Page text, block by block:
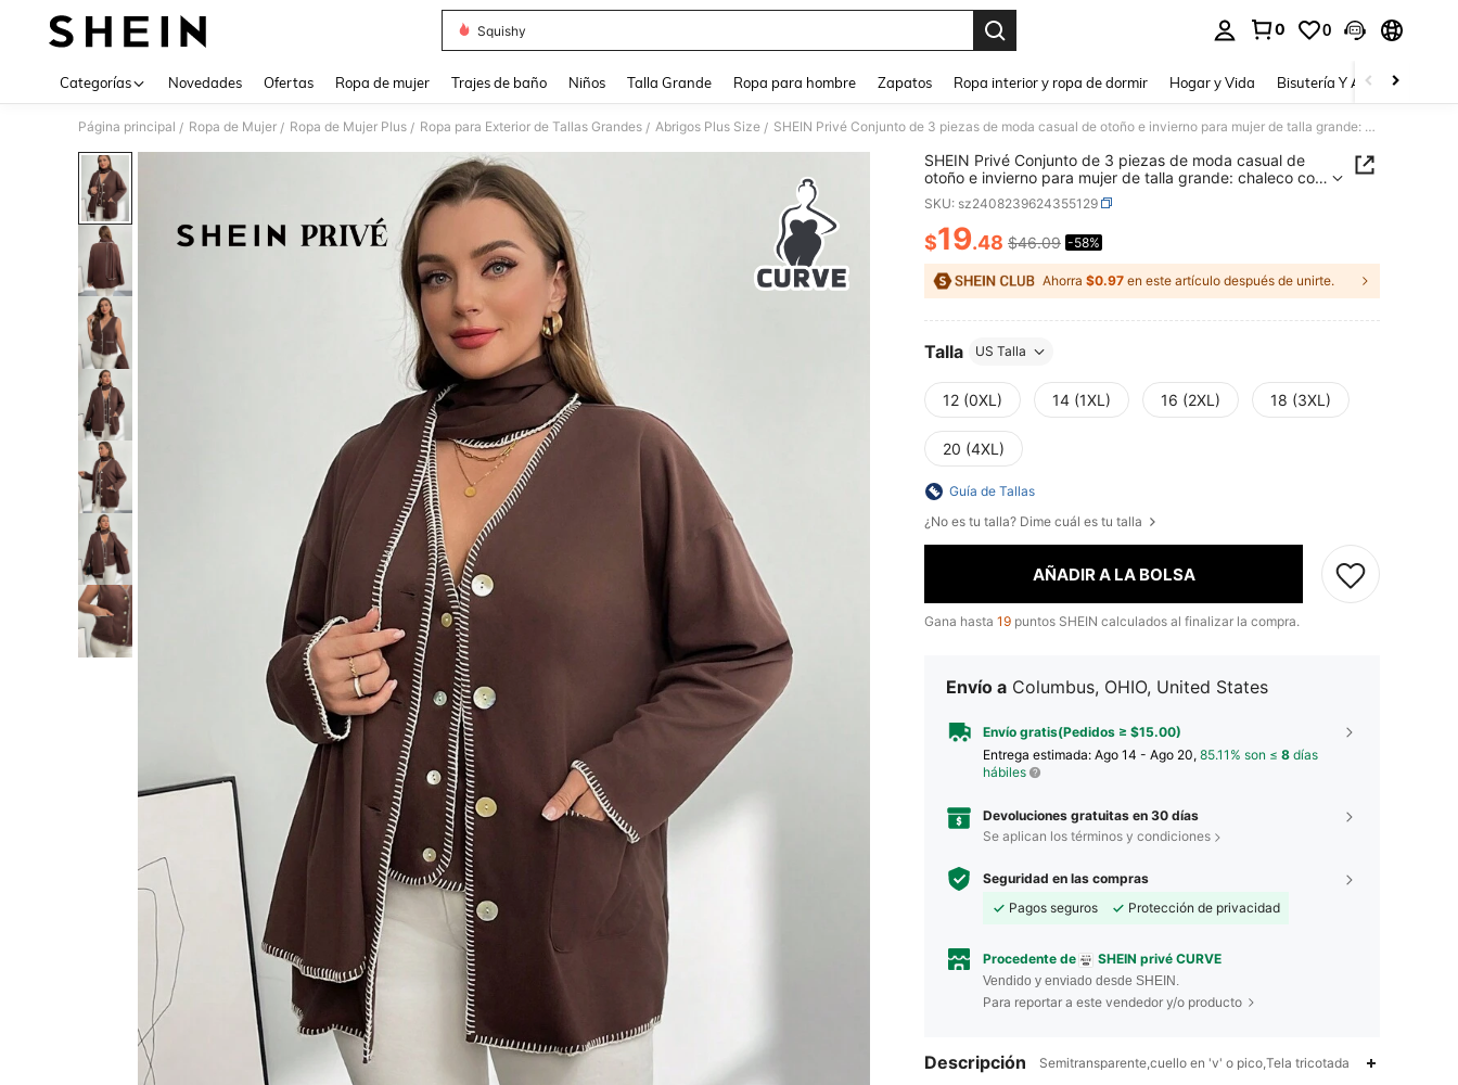
Squishy
0 0
Categorías Novedades Ofertas Ropa de mujer Trajes de baño Niños Talla Grande Ropa para hombre Zapatos Ropa interior y ropa de dormir Hogar y Vida Bisutería Y Accesorios
Página principal / Ropa de Mujer / Ropa de Mujer Plus / Ropa para Exterior de Tallas Grandes / Abrigos Plus Size / SHEIN Privé Conjunto de 3 piezas de moda casual de otoño e invierno para mujer de talla grande: chaleco con bufanda marrón suelto y cómodo, y cárdigan de manga larga. Abrigos de invierno, blusas curvas, abrigos térmicos
SHEIN Privé Conjunto de 3 piezas de moda casual de
otoño e invierno para mujer de talla grande: chaleco con
bufanda marrón suelto y cómodo, y cárdigan de manga
larga. Abrigos de invierno, blusas curvas, abrigos
térmicos
SKU: sz2408239624355129
PRICE AND AVAILABILITY
$19.48 $46.09 -58%
Ahorra $0.97 en este artículo después de unirte.
Talla US Talla
12 (0XL) 14 (1XL) 16 (2XL) 18 (3XL)
20 (4XL)
Guía de Tallas
¿No es tu talla? Dime cuál es tu talla
AÑADIR A LA BOLSA
Gana hasta 19 puntos SHEIN calculados al finalizar la compra.
Envío a Columbus, OHIO, United States
Envío gratis(Pedidos ≥ $15.00)
Entrega estimada: Ago 14 - Ago 20, 85.11% son ≤ 8 días
hábiles
Devoluciones gratuitas en 30 días
Se aplican los términos y condiciones
Seguridad en las compras
Pagos seguros
Protección de privacidad
Procedente de SHEIN privé CURVE
Vendido y enviado desde SHEIN.
Para reportar a este vendedor y/o producto
Descripción Semitransparente,cuello en 'v' o pico,Tela tricotada